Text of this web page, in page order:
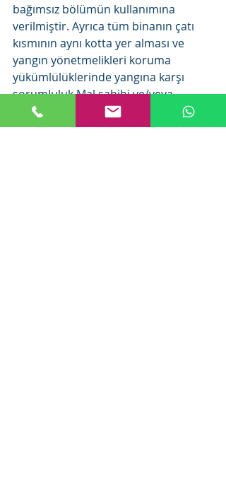
bağımsız bölümün kullanımına
verilmiştir. Ayrıca tüm binanın çatı
kısmının aynı kotta yer alması ve
yangın yönetmelikleri koruma
yükümlülüklerinde yangına karşı
sorumluluk Mal sahibi ve/veya
ÖZDERİCİ GYO uhdesinde
olduğundan bu kattaki tüm bahçe ve